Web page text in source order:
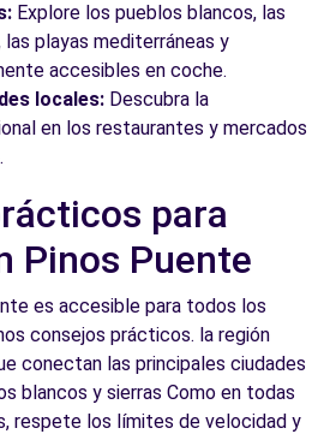
Explore los pueblos blancos, las
las playas mediterráneas y
accesibles en coche.
locales: Descubra la
en los restaurantes y mercados
para
Pinos Puente
es accesible para todos los
consejos prácticos. la región
conectan las principales ciudades
blancos y sierras Como en todas
respete los límites de velocidad y